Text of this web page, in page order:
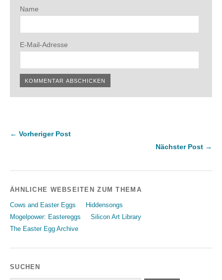
Name
E-Mail-Adresse
← Vorheriger Post
Nächster Post →
ÄHNLICHE WEBSEITEN ZUM THEMA
Cows and Easter Eggs
Hiddensongs
Mogelpower: Eastereggs
Silicon Art Library
The Easter Egg Archive
SUCHEN